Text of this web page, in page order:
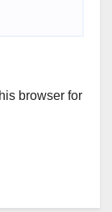
browser for